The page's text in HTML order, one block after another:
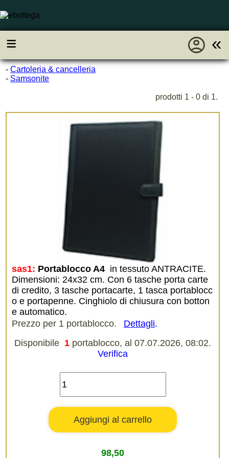
≡ «
account_circle
- Cartoleria & cancelleria
- Samsonite
prodotti 1 - 0 di 1.
sas1: Portablocco A4 in tessuto ANTRACITE.
Dimensioni: 24x32 cm. Con 6 tasche porta carte
di credito, 3 tasche portacarte, 1 tasca portablocc
o e portapenne. Cinghiolo di chiusura con botton
e automatico.
Prezzo per 1 portablocco.
Dettagli.
Disponibile 1 portablocco, al 07.07.2026, 08:02.
Verifica
98,50